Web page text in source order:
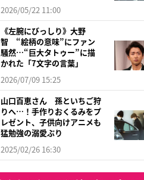
2026/05/22 11:00
《左腕にびっしり》大野
智 “絵柄の意味”にファン
騒然…“巨大タトゥー”に描
かれた「7文字の言葉」
2026/07/09 15:25
山口百恵さん 孫といちご狩
りへ…！手作りおくるみをプ
レゼント、子供向けアニメも
猛勉強の溺愛ぶり
2025/02/26 16:30